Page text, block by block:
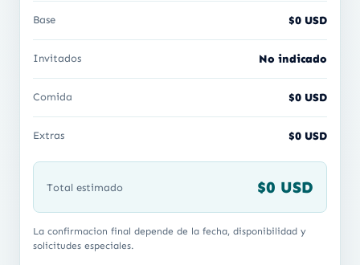
Base $0 USD
Invitados No indicado
Comida $0 USD
Extras $0 USD
Total estimado $0 USD
La confirmacion final depende de la fecha, disponibilidad y
solicitudes especiales.